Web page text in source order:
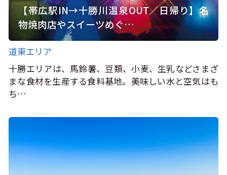
【帯広駅IN→十勝川温泉OUT／日帰り】名
物焼肉店やスイーツめぐ…
道東エリア
十勝エリアは、馬鈴薯、豆類、小麦、生乳などさまざ
まな食材を生産する食料基地。美味しい水と空気はも
ち…